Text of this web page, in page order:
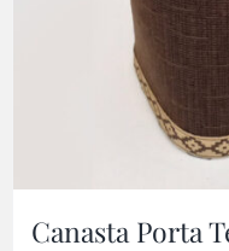
Canasta Porta